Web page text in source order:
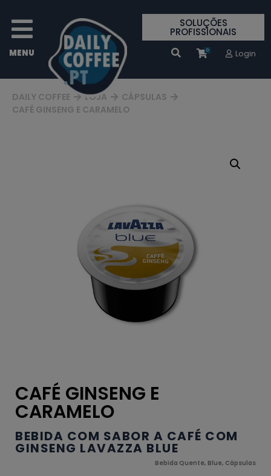
SOLUÇÕES
PROFISSIONAIS
0 Login
DAILY COFFEE LOJA
CÁPSULAS
CAFÉ GINSENG E CARAMELO
CAFÉ GINSENG E
CARAMELO
BEBIDA COM SABOR A CAFÉ COM
GINSENG LAVAZZA BLUE
Bebida Quente, Blue, Cápsulas